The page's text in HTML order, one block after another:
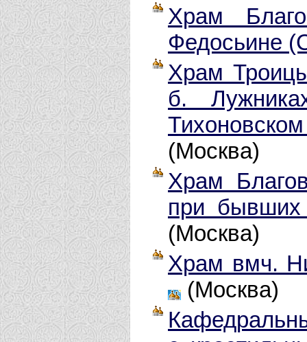
Храм
Федосьине
Храм
б.
(Москва)
Храм
при бывших
(Москва)
Храм вмч.
(Москва)